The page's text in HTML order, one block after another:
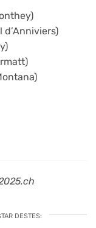
d’Anniviers)
DESTES: